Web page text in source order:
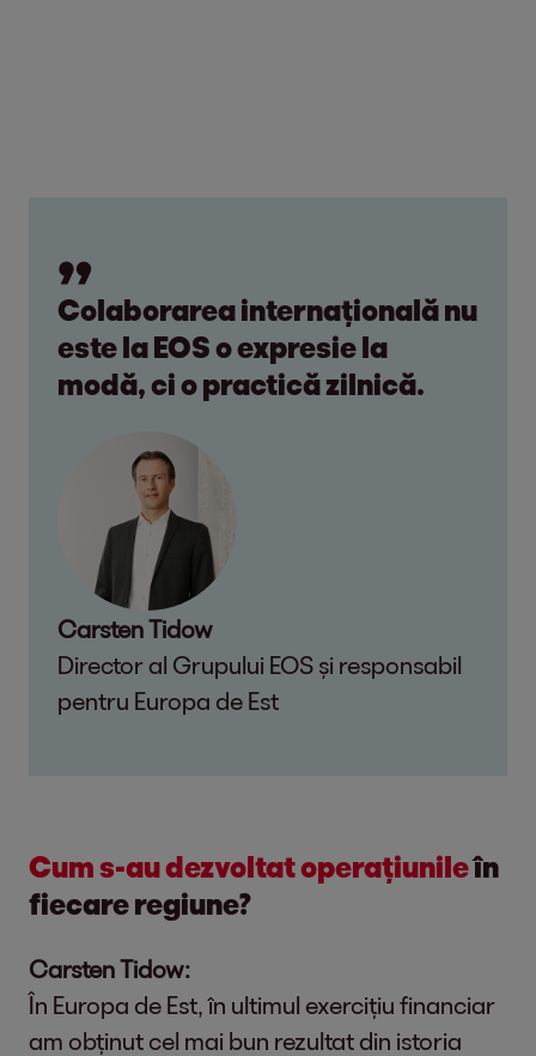
Colaborarea internațională nu
este la EOS o expresie la
modă, ci o practică zilnică.
Carsten Tidow
Director al Grupului EOS și responsabil
pentru Europa de Est
Cum s-au dezvoltat operațiunileîn
fiecare regiune?
Carsten Tidow:
În Europa de Est, în ultimul exercițiu financiar
am obținut cel mai bun rezultat din istoria